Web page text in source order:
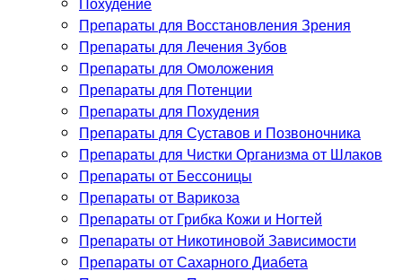
Препараты для Восстановления Зрения
Препараты для Лечения Зубов
Препараты для Омоложения
Препараты для Потенции
Препараты для Похудения
Препараты для Суставов и Позвоночника
Препараты для Чистки Организма от Шлаков
Препараты от Бессоницы
Препараты от Варикоза
Препараты от Грибка Кожи и Ногтей
Препараты от Никотиновой Зависимости
Препараты от Сахарного Диабета